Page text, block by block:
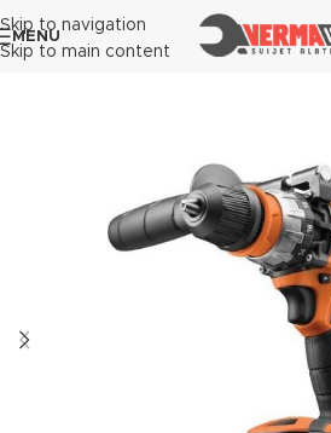
Skip to navigation
Skip to main content
MENU